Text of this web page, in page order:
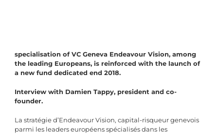
specialisation of VC Geneva Endeavour Vision, among
the leading Europeans, is reinforced with the launch of
a new fund dedicated end 2018.
Interview with Damien Tappy, president and co-
founder.
La stratégie d’Endeavour Vision, capital-risqueur genevois
parmi les leaders européens spécialisés dans les